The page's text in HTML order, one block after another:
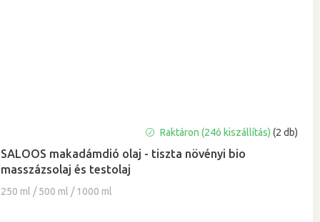
SALOOS makadámdió olaj - tiszta növényi bio
masszázsolaj és testolaj
250 ml / 500 ml / 1000 ml
átlagos
értékelése
5-
Raktáron (24ó kiszállítás)(2 db)